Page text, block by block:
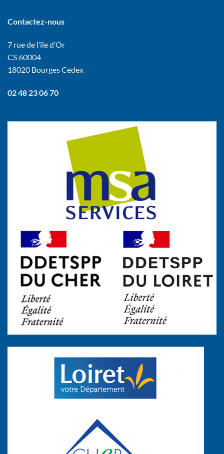
Contactez-nous
7 rue de l’île d’Or
CS 60004
18020 Bourges Cedex
02 48 23 06 70